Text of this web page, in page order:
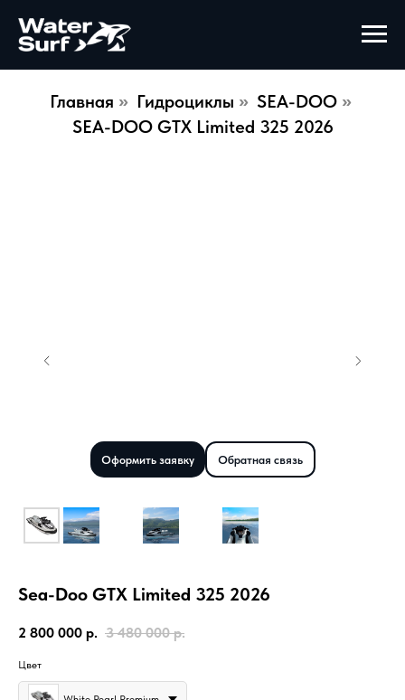
Главная » Гидроциклы » SEA-DOO »
SEA-DOO GTX Limited 325 2026
Оформить заявку Обратная связь
Sea-Doo GTX Limited 325 2026
2 800 000 р. 3 480 000 р.
Цвет